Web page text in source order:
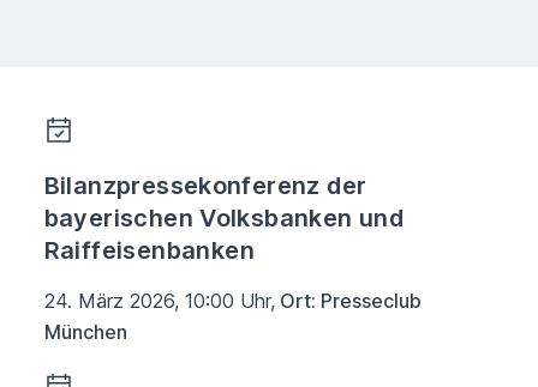
Bilanzpressekonferenz der
bayerischen Volksbanken und
Raiffeisenbanken
24. März 2026, 10:00 Uhr,Ort: Presseclub
München